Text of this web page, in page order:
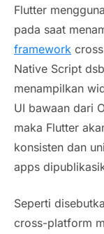
Flutter
pada saat
framework
Native Script
menampilkan
UI bawaan dari
maka Flutter
konsisten dan
apps
Seperti
cross-platform